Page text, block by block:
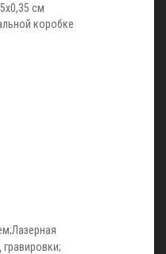
см
коробке